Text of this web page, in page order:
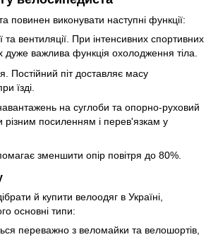
повинен виконувати наступні функції:
та вентиляції. При інтенсивних спортивних
дуже важлива функція охолодження тіла.
Постійний піт доставляє масу
їзді.
на суглоби та опорно-руховий
різним посиленням і перев'язкам у
зменшити опір повітря до 80%.
й купити велоодяг в Україні,
основні типи:
переважно з веломайки та велошортів,